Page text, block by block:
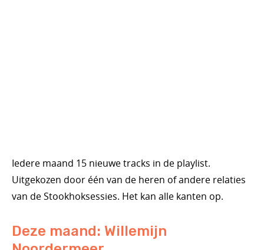
Iedere maand 15 nieuwe tracks in de playlist.
Uitgekozen door één van de heren of andere relaties
van de Stookhoksessies. Het kan alle kanten op.
Deze maand: Willemijn